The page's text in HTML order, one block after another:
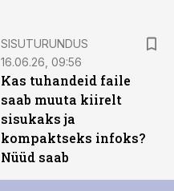
SISUTURUNDUS
16.06.26, 09:56
Kas tuhandeid faile
saab muuta kiirelt
sisukaks ja
kompaktseks infoks?
Nüüd saab